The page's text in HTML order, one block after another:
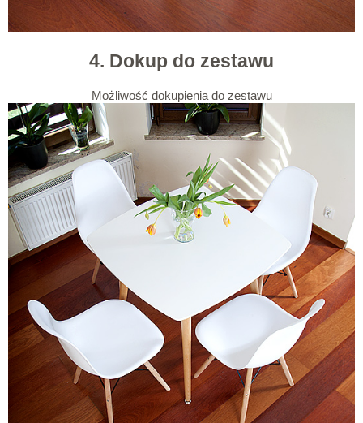
4. Dokup do zestawu
Możliwość dokupienia do zestawu